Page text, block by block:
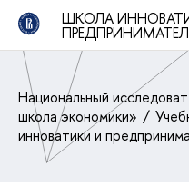
ШКОЛА
Национальный
школа экономики»
инноватики и